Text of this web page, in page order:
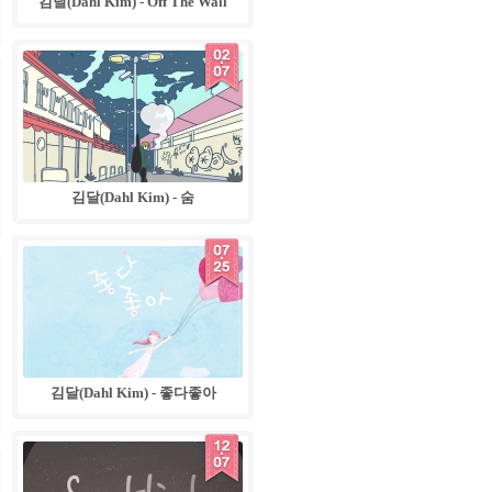
김달(Dahl Kim) - 숨
김달(Dahl Kim) - 좋다좋아